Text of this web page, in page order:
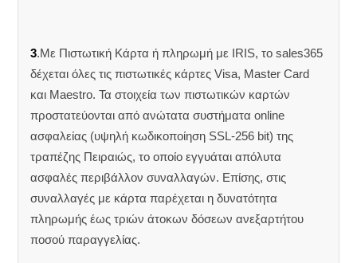
3.Με Πιστωτική Κάρτα ή πληρωμή με IRIS, το sales365
δέχεται όλες τις πιστωτικές κάρτες Visa, Master Card
και Maestro. Τα στοιχεία των πιστωτικών καρτών
προστατεύονται από ανώτατα συστήματα online
ασφαλείας (υψηλή κωδικοποίηση SSL-256 bit) της
τραπέζης Πειραιώς, το οποίο εγγυάται απόλυτα
ασφαλές περιβάλλον συναλλαγών. Επίσης, στις
συναλλαγές με κάρτα παρέχεται η δυνατότητα
πληρωμής έως τριών άτοκων δόσεων ανεξαρτήτου
ποσού παραγγελίας.